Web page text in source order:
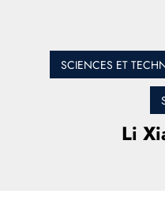
SCIENCES ET
Li